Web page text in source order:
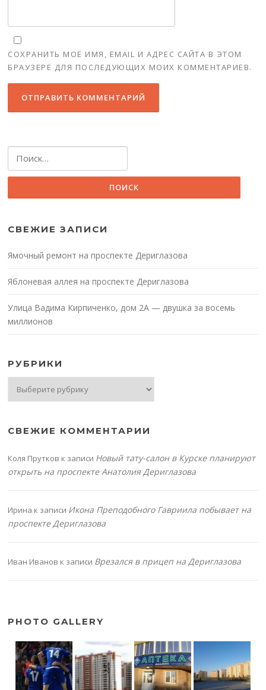
СОХРАНИТЬ МОЁ ИМЯ, EMAIL И АДРЕС САЙТА В ЭТОМ
БРАУЗЕРЕ ДЛЯ ПОСЛЕДУЮЩИХ МОИХ КОММЕНТАРИЕВ.
СВЕЖИЕ ЗАПИСИ
Ямочный ремонт на проспекте Дериглазова
Яблоневая аллея на проспекте Дериглазова
Улица Вадима Кирпиченко, дом 2А — двушка за восемь
миллионов
РУБРИКИ
СВЕЖИЕ КОММЕНТАРИИ
Коля Прутков к записи Новый тату-салон в Курске планируют
открыть на проспекте Анатолия Дериглазова
Ирина к записи Икона Преподобного Гавриила побывает на
проспекте Дериглазова
Иван Иванов к записи Врезался в прицеп на Дериглазова
PHOTO GALLERY